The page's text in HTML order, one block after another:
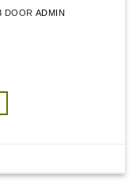
DOOR ADMIN